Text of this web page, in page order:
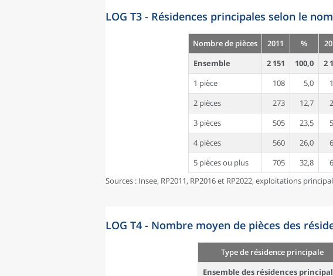
LOG T3 - Résidences principales selon le
Nombre de pièces 2011 %
Ensemble
2 151 100,0 2
1 pièce
108 5,0
2 pièces
273 12,7
3 pièces
505 23,5
4 pièces
560 26,0
5 pièces ou plus
705 32,8
Sources : Insee, RP2011, RP2016 et RP2022, exploitations
LOG T4 - Nombre moyen de pièces des
Type de résidence principale
Ensemble des résidences